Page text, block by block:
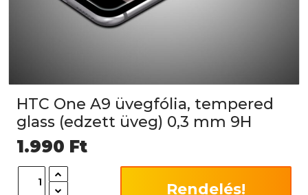
HTC One A9 üvegfólia, tempered
glass (edzett üveg) 0,3 mm 9H
1.990 Ft
Rendelés!